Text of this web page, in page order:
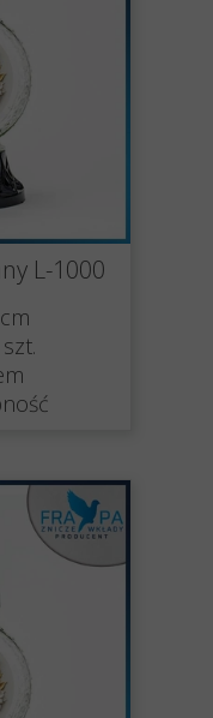
L-1000